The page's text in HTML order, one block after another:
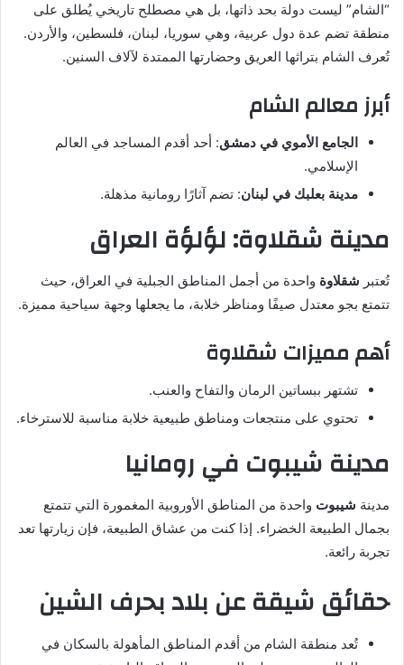
“الشام” ليست دولة بحد ذاتها، بل هي مصطلح تاريخي يُطلق على
منطقة تضم عدة دول عربية، وهي سوريا، لبنان، فلسطين، والأردن.
تُعرف الشام بتراثها العريق وحضارتها الممتدة لآلاف السنين.
أبرز معالم الشام
الجامع الأموي في دمشق: أحد أقدم المساجد في العالم
الإسلامي.
مدينة بعلبك في لبنان: تضم آثارًا رومانية مذهلة.
مدينة شقلاوة: لؤلؤة العراق
تُعتبر شقلاوة واحدة من أجمل المناطق الجبلية في العراق، حيث
تتمتع بجو معتدل صيفًا ومناظر خلابة، ما يجعلها وجهة سياحية مميزة.
أهم مميزات شقلاوة
تشتهر ببساتين الرمان والتفاح والعنب.
تحتوي على منتجعات ومناطق طبيعية خلابة مناسبة للاسترخاء.
مدينة شيبوت في رومانيا
مدينة شيبوت واحدة من المناطق الأوروبية المغمورة التي تتمتع
بجمال الطبيعة الخضراء. إذا كنت من عشاق الطبيعة، فإن زيارتها تعد
تجربة رائعة.
حقائق شيقة عن بلاد بحرف الشين
تُعد منطقة الشام من أقدم المناطق المأهولة بالسكان في